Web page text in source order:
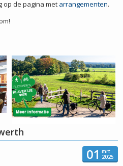
op de pagina met arrangementen.
01 mrt
2025